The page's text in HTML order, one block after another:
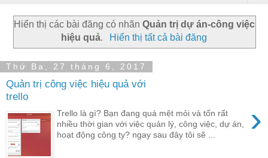
Hiển thị các bài đăng có nhãn Quản trị dự án-công việc
hiệu quả. Hiển thị tất cả bài đăng
Thứ Ba, 27 tháng 6, 2017
Quản trị công việc hiệu quả với
trello
›
Trello là gì? Bạn đang quá mệt mỏi và tốn rất
nhiều thời gian với việc quản lý, công việc, dự án,
hoạt động công ty? ngay sau đây tôi sẽ ...